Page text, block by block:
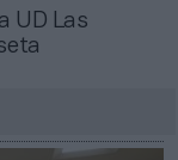
UD Las